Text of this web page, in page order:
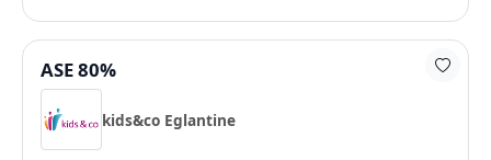
ASE 80%
kids&co Eglantine